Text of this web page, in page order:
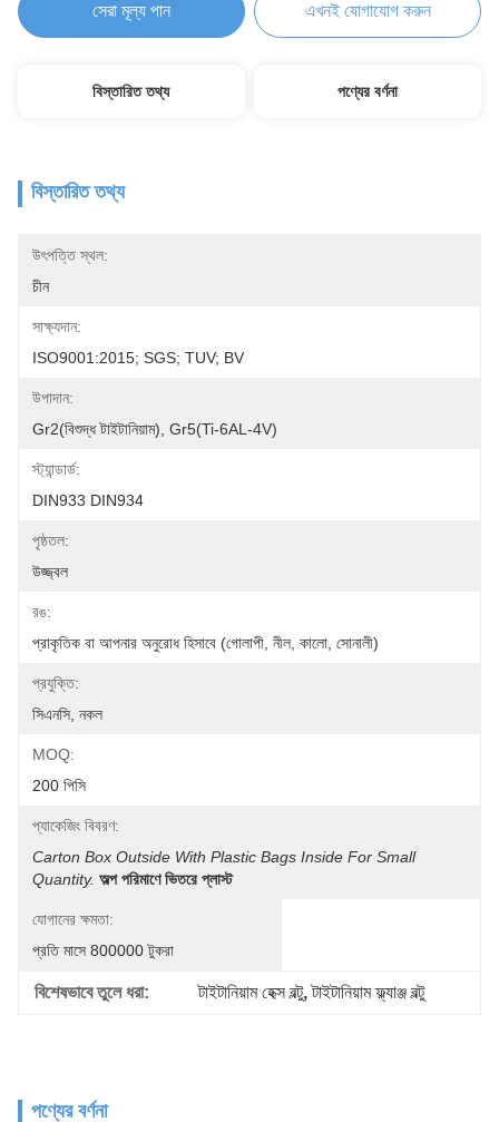
সেরা মূল্য পান এখনই যোগাযোগ করুন
বিস্তারিত তথ্য পণ্যের বর্ণনা
বিস্তারিত তথ্য
উৎপত্তি স্থল:
চীন
সাক্ষ্যদান:
ISO9001:2015; SGS; TUV; BV
উপাদান:
Gr2(বিশুদ্ধ টাইটানিয়াম), Gr5(Ti-6AL-4V)
স্ট্যান্ডার্ড:
DIN933 DIN934
পৃষ্ঠতল:
উজ্জ্বল
রঙ:
প্রাকৃতিক বা আপনার অনুরোধ হিসাবে (গোলাপী, নীল, কালো, সোনালী)
প্রযুক্তি:
সিএনসি, নকল
MOQ:
200 পিসি
প্যাকেজিং বিবরণ:
Carton Box Outside With Plastic Bags Inside For Small
Quantity. অল্প পরিমাণে ভিতরে প্লাস্ট
যোগানের ক্ষমতা:
প্রতি মাসে 800000 টুকরা
বিশেষভাবে তুলে ধরা: টাইটানিয়াম হেক্স বল্টু, টাইটানিয়াম ফ্ল্যাঞ্জ বল্টু
পণ্যের বর্ণনা